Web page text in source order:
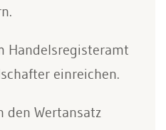
Handelsregisteramt
einreichen.
den Wertansatz